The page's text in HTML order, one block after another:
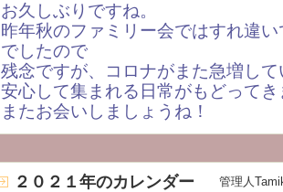
お久しぶりですね。
昨年秋のファミリー会ではすれ違
でしたので
残念ですが、コロナがまた急増し
安心して集まれる日常がもどって
またお会いしましょうね！
２０２１年のカレンダー 管理人